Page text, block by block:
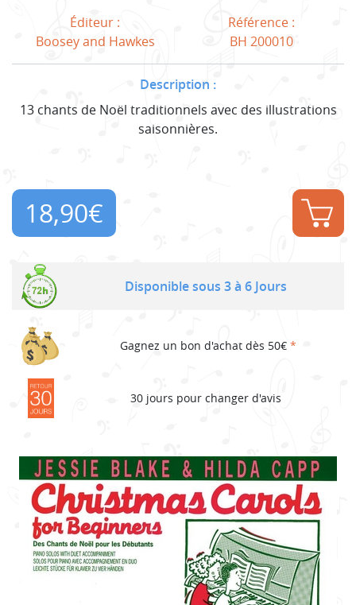
Éditeur :
Boosey and Hawkes
Référence :
BH 200010
Description :
13 chants de Noël traditionnels avec des illustrations
saisonnières.
18,90€
Disponible sous 3 à 6 Jours
Gagnez un bon d'achat dès 50€ *
30 jours pour changer d'avis